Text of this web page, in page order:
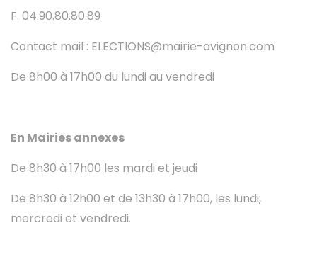
F. 04.90.80.80.89
Contact mail : ELECTIONS@mairie-avignon.com
De 8h00 à 17h00 du lundi au vendredi
En Mairies annexes
De 8h30 à 17h00 les mardi et jeudi
De 8h30 à 12h00 et de 13h30 à 17h00, les lundi,
mercredi et vendredi.